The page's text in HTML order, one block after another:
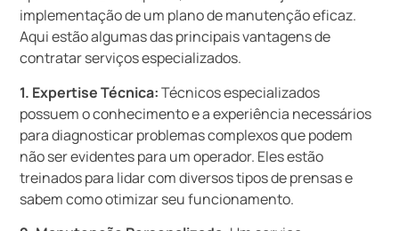
implementação de um plano de manutenção eficaz.
Aqui estão algumas das principais vantagens de
contratar serviços especializados.
1. Expertise Técnica:Técnicos especializados
possuem o conhecimento e a experiência necessários
para diagnosticar problemas complexos que podem
não ser evidentes para um operador. Eles estão
treinados para lidar com diversos tipos de prensas e
sabem como otimizar seu funcionamento.